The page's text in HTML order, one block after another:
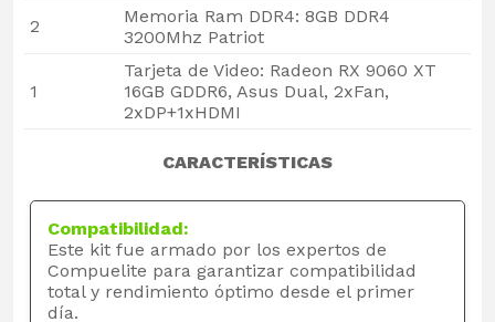
2
Memoria Ram DDR4: 8GB DDR4
3200Mhz Patriot
1
Tarjeta de Video: Radeon RX 9060 XT
16GB GDDR6, Asus Dual, 2xFan,
2xDP+1xHDMI
CARACTERÍSTICAS
Compatibilidad:
Este kit fue armado por los expertos de
Compuelite para garantizar compatibilidad
total y rendimiento óptimo desde el primer
día.